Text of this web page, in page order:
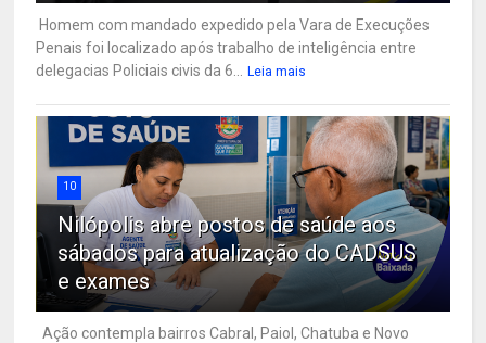
Homem com mandado expedido pela Vara de Execuções
Penais foi localizado após trabalho de inteligência entre
delegacias Policiais civis da 6...
Leia mais
10
Nilópolis abre postos de saúde aos
sábados para atualização do CADSUS
e exames
Ação contempla bairros Cabral, Paiol, Chatuba e Novo